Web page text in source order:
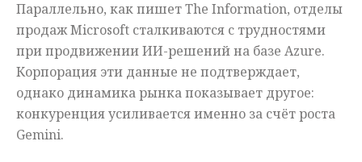
Параллельно, как пишет The Information, отделы
продаж Microsoft сталкиваются с трудностями
при продвижении ИИ-решений на базе Azure.
Корпорация эти данные не подтверждает,
однако динамика рынка показывает другое:
конкуренция усиливается именно за счёт роста
Gemini.